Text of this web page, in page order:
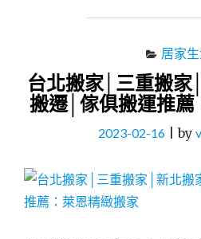
居家
台北搬家│三重搬家
搬遷│傢俱搬運推薦
2023-02-16|by